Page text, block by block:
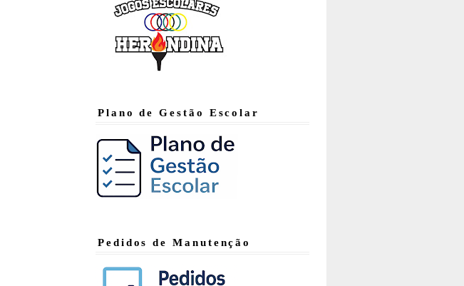
Plano de Gestão Escolar
Pedidos de Manutenção